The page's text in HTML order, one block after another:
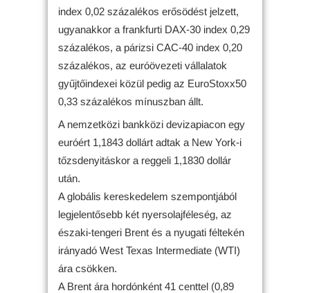
index 0,02 százalékos erősödést jelzett,
ugyanakkor a frankfurti DAX-30 index 0,29
százalékos, a párizsi CAC-40 index 0,20
százalékos, az euróövezeti vállalatok
gyűjtőindexei közül pedig az EuroStoxx50
0,33 százalékos mínuszban állt.
A nemzetközi bankközi devizapiacon egy
euróért 1,1843 dollárt adtak a New York-i
tőzsdenyitáskor a reggeli 1,1830 dollár
után.
A globális kereskedelem szempontjából
legjelentősebb két nyersolajféleség, az
északi-tengeri Brent és a nyugati féltekén
irányadó West Texas Intermediate (WTI)
ára csökken.
A Brent ára hordónként 41 centtel (0,89